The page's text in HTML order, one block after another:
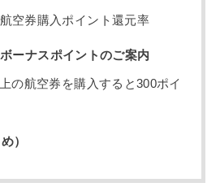
空券購入ポイント還元率
ーナスポイントのご案内
の航空券を購入すると300ポイ
）